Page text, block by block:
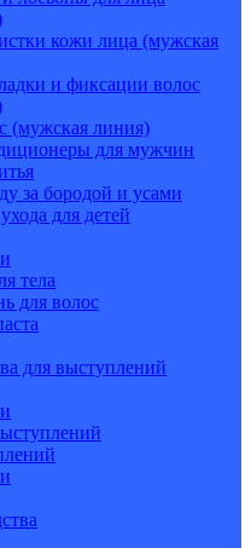
кожи лица (мужская
и фиксации волос
(мужская линия)
для мужчин
за бородой и усами
для детей
тела
для волос
для выступлений